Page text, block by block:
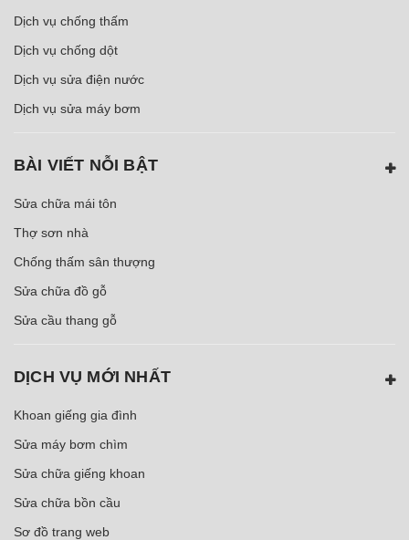
Dịch vụ chống thấm
Dịch vụ chống dột
Dịch vụ sửa điện nước
Dịch vụ sửa máy bơm
BÀI VIẾT NỖI BẬT
Sửa chữa mái tôn
Thợ sơn nhà
Chống thấm sân thượng
Sửa chữa đồ gỗ
Sửa cầu thang gỗ
DỊCH VỤ MỚI NHẤT
Khoan giếng gia đình
Sửa máy bơm chìm
Sửa chữa giếng khoan
Sửa chữa bồn cầu
Sơ đồ trang web